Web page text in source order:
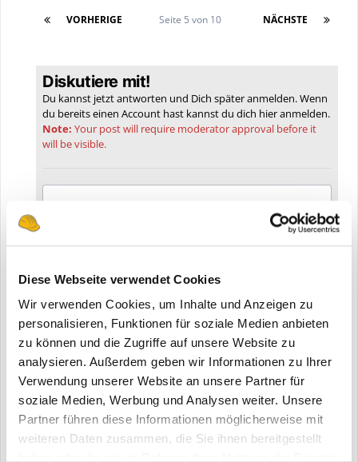
Diese Webseite verwendet Cookies
Wir verwenden Cookies, um Inhalte und Anzeigen zu
personalisieren, Funktionen für soziale Medien anbieten
zu können und die Zugriffe auf unsere Website zu
analysieren. Außerdem geben wir Informationen zu Ihrer
Verwendung unserer Website an unsere Partner für
soziale Medien, Werbung und Analysen weiter. Unsere
Partner führen diese Informationen möglicherweise mit
weiteren Daten zusammen, die Sie ihnen bereitgestellt
VORHERIGE NÄCHSTE
Seite 5 von 10
Diskutiere mit!
Du kannst jetzt antworten und Dich später anmelden. Wenn
du bereits einen Account hast kannst du dich hieranmelden.
Note: Your post will require moderator approval before it
will be visible.
Video melden
Folgen diesem Inhalt 0